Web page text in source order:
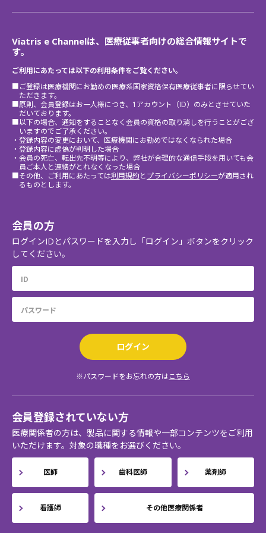
Viatris e Channelは、医療従事者向けの総合情報サイトで
す。
ご利用にあたっては以下の利用条件をご覧ください。
■ご登録は医療機関にお勤めの医療系国家資格保有医療従事者に限らせてい
ただきます。
■原則、会員登録はお一人様につき、1アカウント（ID）のみとさせていた
だいております。
■以下の場合、通知をすることなく会員の資格の取り消しを行うことがござ
いますのでご了承ください。
・登録内容の変更において、医療機関にお勤めではなくなられた場合
・登録内容に虚偽が判明した場合
・会員の死亡、転出先不明等により、弊社が合理的な通信手段を用いても会
員ご本人と連絡がとれなくなった場合
■その他、ご利用にあたっては利用規約とプライバシーポリシーが適用され
るものとします。
会員の方
ログインIDとパスワードを入力し「ログイン」ボタンをクリック
してください。
ログイン
※パスワードをお忘れの方はこちら
会員登録されていない方
医療関係者の方は、製品に関する情報や一部コンテンツをご利用
いただけます。対象の職種をお選びください。
医師 歯科医師 薬剤師
看護師 その他医療関係者